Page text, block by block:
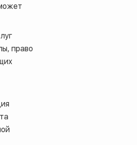
право